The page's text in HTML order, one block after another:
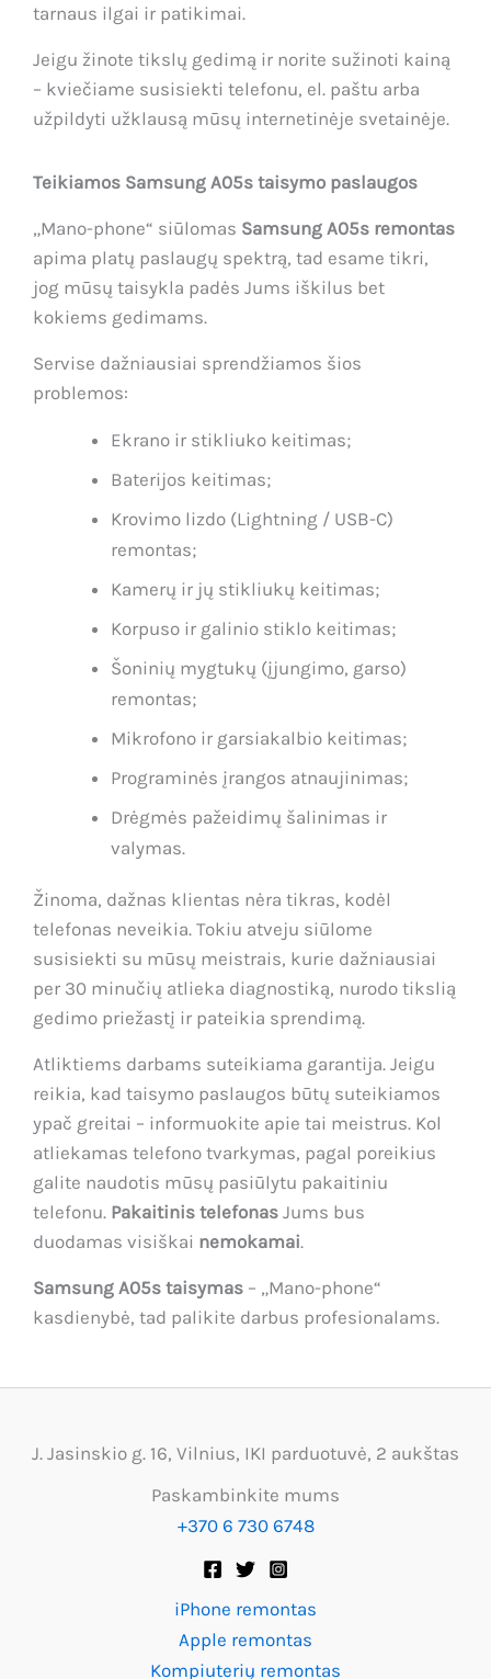
tarnaus ilgai ir patikimai.
Jeigu žinote tikslų gedimą ir norite sužinoti kainą
– kviečiame susisiekti telefonu, el. paštu arba
užpildyti užklausą mūsų internetinėje svetainėje.
Teikiamos Samsung A05s taisymo paslaugos
„Mano-phone“ siūlomas Samsung A05s remontas
apima platų paslaugų spektrą, tad esame tikri,
jog mūsų taisykla padės Jums iškilus bet
kokiems gedimams.
Servise dažniausiai sprendžiamos šios
problemos:
Ekrano ir stikliuko keitimas;
Baterijos keitimas;
Krovimo lizdo (Lightning / USB-C)
remontas;
Kamerų ir jų stikliukų keitimas;
Korpuso ir galinio stiklo keitimas;
Šoninių mygtukų (įjungimo, garso)
remontas;
Mikrofono ir garsiakalbio keitimas;
Programinės įrangos atnaujinimas;
Drėgmės pažeidimų šalinimas ir
valymas.
Žinoma, dažnas klientas nėra tikras, kodėl
telefonas neveikia. Tokiu atveju siūlome
susisiekti su mūsų meistrais, kurie dažniausiai
per 30 minučių atlieka diagnostiką, nurodo tikslią
gedimo priežastį ir pateikia sprendimą.
Atliktiems darbams suteikiama garantija. Jeigu
reikia, kad taisymo paslaugos būtų suteikiamos
ypač greitai – informuokite apie tai meistrus. Kol
atliekamas telefono tvarkymas, pagal poreikius
galite naudotis mūsų pasiūlytu pakaitiniu
telefonu. Pakaitinis telefonas Jums bus
duodamas visiškai nemokamai.
Samsung A05s taisymas – „Mano-phone“
kasdienybė, tad palikite darbus profesionalams.
J. Jasinskio g. 16, Vilnius, IKI parduotuvė, 2 aukštas
Paskambinkite mums
+370 6 730 6748
iPhone remontas
Apple remontas
Kompiuterių remontas